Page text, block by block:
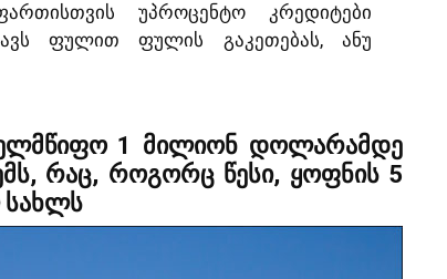
უპროცენტო კრედიტები
ფულით ფულის გაკეთებას, ანუ
1 მილიონ დოლარამდე
რაც, როგორც წესი, ყოფნის 5
სახლს